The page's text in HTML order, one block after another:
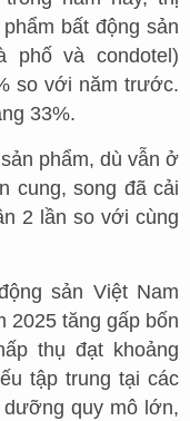
bất động sản
phố và condotel)
so với năm trước.
33%.
phẩm, dù vẫn ở
cung, song đã cải
2 lần so với cùng
sản Việt Nam
2025 tăng gấp bốn
thụ đạt khoảng
tập trung tại các
quy mô lớn,